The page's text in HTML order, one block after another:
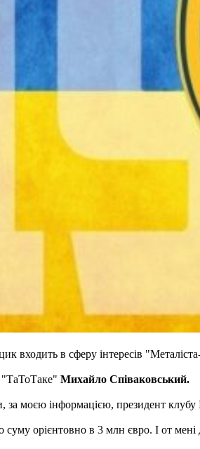
входить в сферу інтересів
"ТаТоТаке" Михайло Співаковський.
моєю інформацією, президент
орієнтовно в 3 млн євро. І от мені